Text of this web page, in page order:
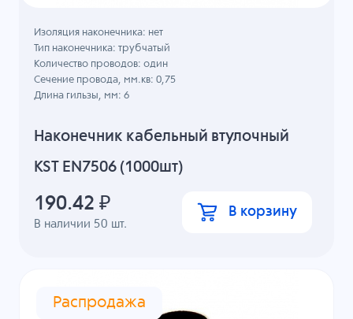
Наконечник кабельный втулочный
KST EN7506 (1000шт)
В наличии 50 шт.
Изоляция наконечника: нет
Тип наконечника: трубчатый
Количество проводов: один
Сечение провода, мм.кв: 0,75
Длина гильзы, мм: 6
190.42 ₽ В корзину
Распродажа